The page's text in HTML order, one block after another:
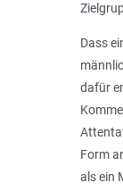
Dass
dafür
Form
als ein